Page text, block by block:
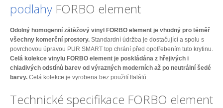
podlahy FORBO element
Odolný homogenní zátěžový vinyl FORBO element je vhodný pro téměř
všechny komerční prostory. Standardní údržba je dostačující a spolu s
povrchovou úpravou PUR SMART top chrání před opotřebením tuto krytinu.
Celá kolekce vinylu FORBO element je poskládána z hřejivých i
chladivých odstínů barev od výrazných moderních až po neutrální šedé
barvy. Celá kolekce je vyrobena bez použití ftalátů.
Technické specifikace FORBO element